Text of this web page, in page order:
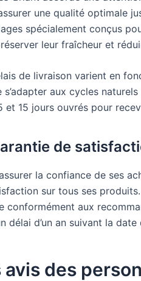
une qualité optimale
spécialement conçus
leur fraîcheur et
de livraison varient en
s’adapter aux cycles
et 15 jours ouvrés pour
de
la confiance de ses
sur tous ses
conformément aux
délai d’un an suivant la
avis des